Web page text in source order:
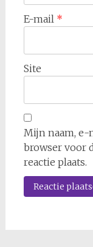
E-mail *
Site
Mijn naam, e-
browser voor
reactie plaats.